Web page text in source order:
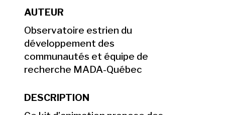
AUTEUR
Observatoire estrien du
développement des
communautés et équipe de
recherche MADA-Québec
DESCRIPTION